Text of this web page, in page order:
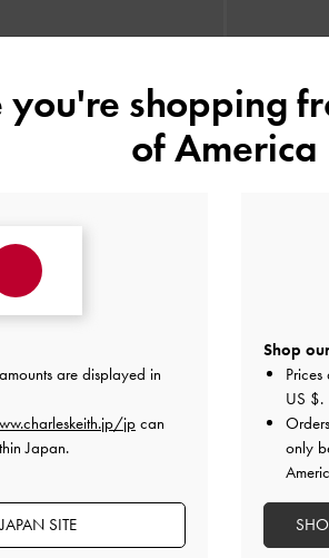
Scottie ス
¥ 14,900
you're shopping
of America
are displayed in
jpcan
Japan.
SITE
Shop
US $.
only